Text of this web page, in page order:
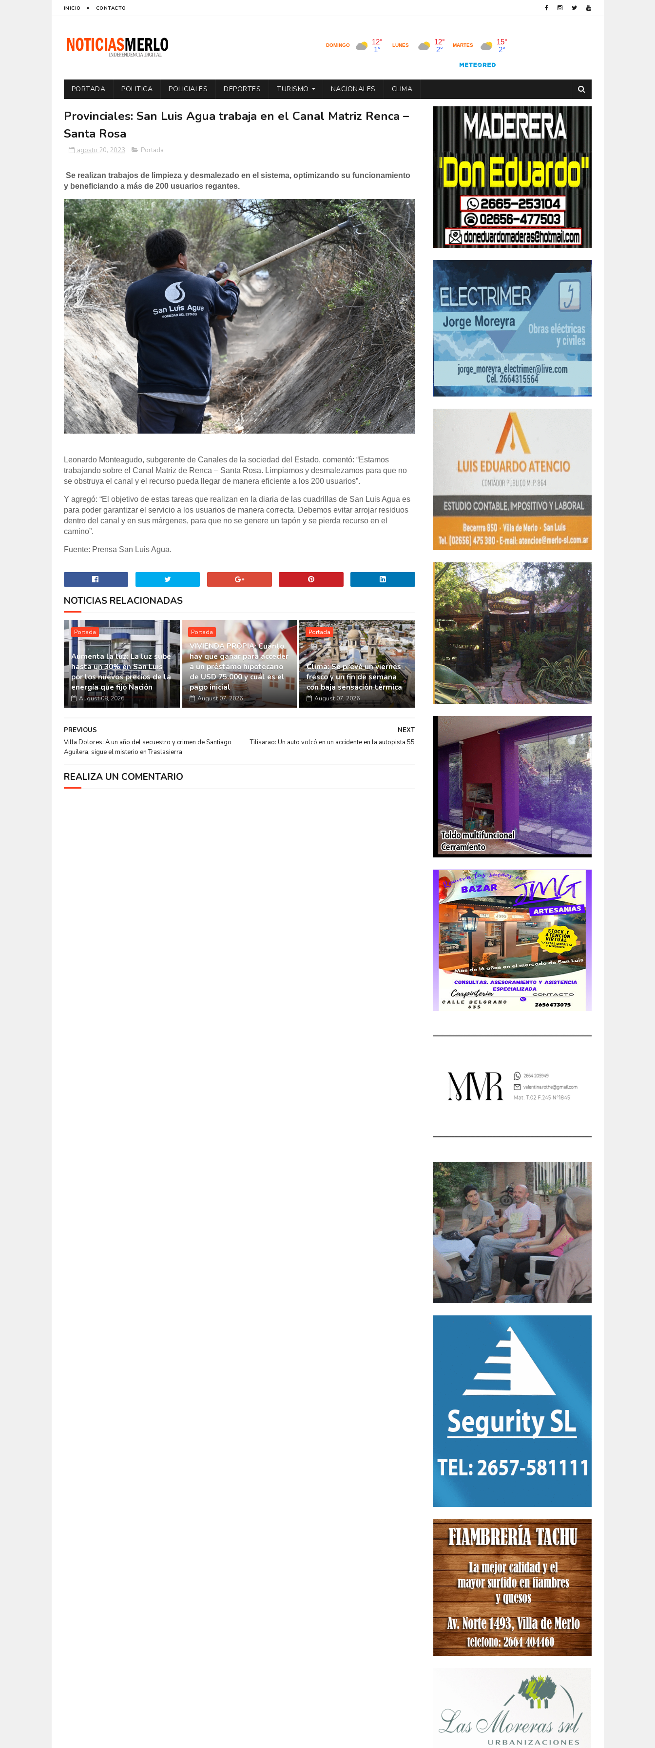
INICIO CONTACTO
PORTADA POLITICA POLICIALES DEPORTES TURISMO NACIONALES CLIMA
Provinciales: San Luis Agua trabaja en el Canal Matriz Renca –
Santa Rosa
agosto 20, 2023 Portada
Se realizan trabajos de limpieza y desmalezado en el sistema, optimizando su funcionamiento
y beneficiando a más de 200 usuarios regantes.
Leonardo Monteagudo, subgerente de Canales de la sociedad del Estado, comentó: “Estamos
trabajando sobre el Canal Matriz de Renca – Santa Rosa. Limpiamos y desmalezamos para que no
se obstruya el canal y el recurso pueda llegar de manera eficiente a los 200 usuarios”.
Y agregó: “El objetivo de estas tareas que realizan en la diaria de las cuadrillas de San Luis Agua es
para poder garantizar el servicio a los usuarios de manera correcta. Debemos evitar arrojar residuos
dentro del canal y en sus márgenes, para que no se genere un tapón y se pierda recurso en el
camino”.
Fuente: Prensa San Luis Agua.
NOTICIAS RELACIONADAS
Portada
Aumenta la luz: La luz sube
hasta un 30% en San Luis
por los nuevos precios de la
energía que fijó Nación
August 08, 2026
Portada
VIVIENDA PROPIA: Cuánto
hay que ganar para acceder
a un préstamo hipotecario
de USD 75.000 y cuál es el
pago inicial
August 07, 2026
Portada
Clima: Se prevé un viernes
fresco y un fin de semana
con baja sensación térmica
August 07, 2026
NEXT
Tilisarao: Un auto volcó en un accidente en la autopista 55
PREVIOUS
Villa Dolores: A un año del secuestro y crimen de Santiago
Aguilera, sigue el misterio en Traslasierra
REALIZA UN COMENTARIO